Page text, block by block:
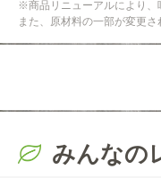
※商品リニューアルにより、
また、原材料の一部が変更さ
みんなの